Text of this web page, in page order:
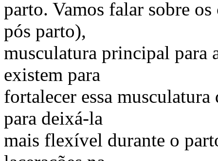
parto. Vamos falar sobre
pós parto),
musculatura principal para
existem para
fortalecer essa
para deixá-la
mais flexível durante o